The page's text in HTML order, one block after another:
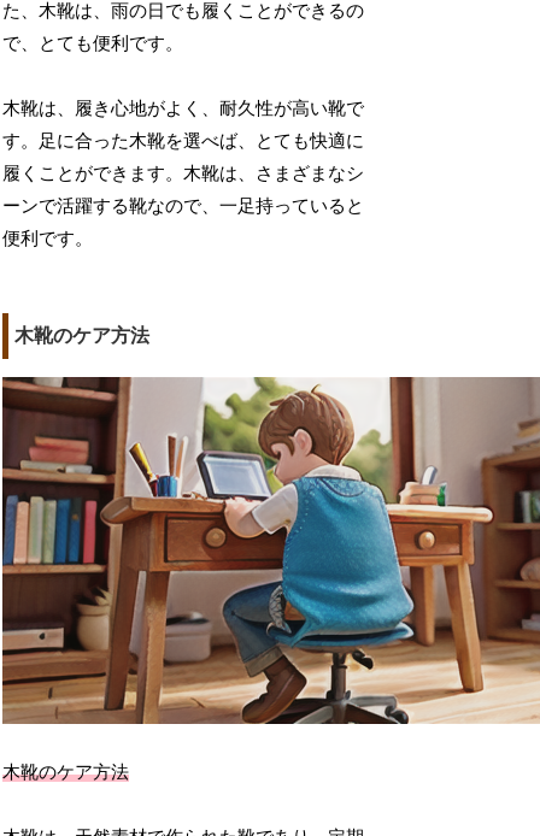
た、木靴は、雨の日でも履くことができるの
で、とても便利です。
木靴は、履き心地がよく、耐久性が高い靴で
す。足に合った木靴を選べば、とても快適に
履くことができます。木靴は、さまざまなシ
ーンで活躍する靴なので、一足持っていると
便利です。
木靴のケア方法
木靴のケア方法